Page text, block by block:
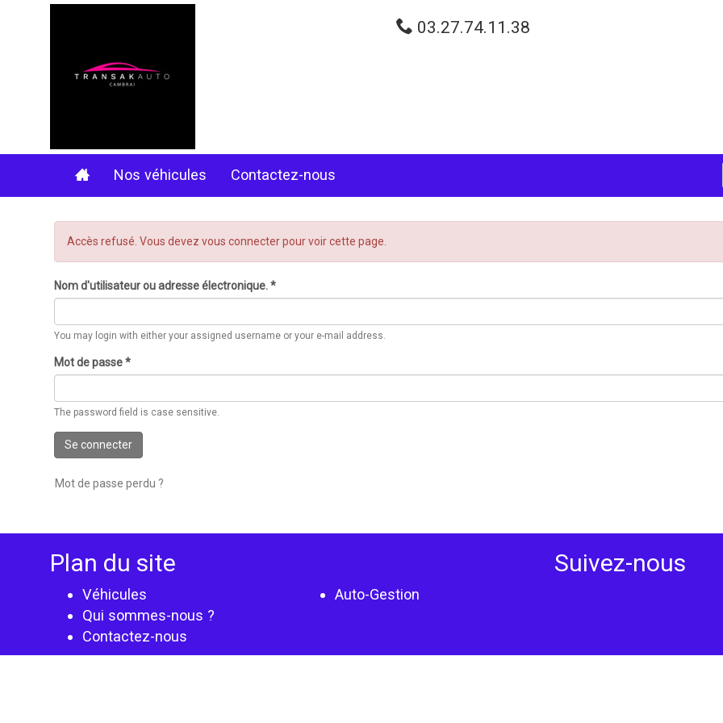
03.27.74.11.38
Nos véhicules Contactez-nous
Message
Accès refusé. Vous devez vous connecter pour voir cette page.
Nom d'utilisateur ou adresse électronique.*
You may login with either your assigned username or your e-mail address.
Mot de passe*
The password field is case sensitive.
Se connecter
Mot de passe perdu ?
Plan du site
Véhicules
Qui sommes-nous ?
Contactez-nous
Auto-Gestion
Suivez-nous